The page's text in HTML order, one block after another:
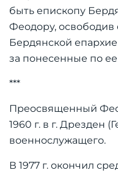
быть епископу
Феодору, освободив
Бердянской
за понесенные по
***
Преосвященный
1960 г. в г. Дрезден
военнослужащего.
В 1977 г. окончил